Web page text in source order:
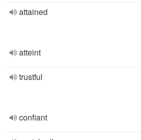
attained
atteint
trustful
confiant